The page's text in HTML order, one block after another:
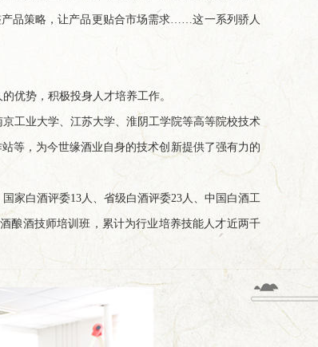
品策略，让产品更贴合市场需求……这一系列骄人
优势，积极投身人才培养工作。
工业大学、江苏大学、淮阴工学院等高等院校技术
等，为今世缘酒业自身的技术创新提供了强有力的
家白酒评委13人、省级白酒评委23人、中国白酒工
酿酒技师培训班，累计为行业培养技能人才近两千